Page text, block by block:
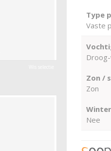
Type
Vaste
Zon /
Zon
Nee